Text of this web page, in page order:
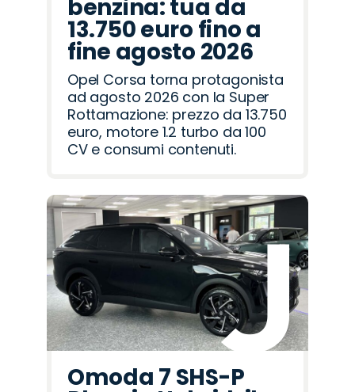
benzina: tua da
13.750 euro fino a
fine agosto 2026
Opel Corsa torna protagonista
ad agosto 2026 con la Super
Rottamazione: prezzo da 13.750
euro, motore 1.2 turbo da 100
CV e consumi contenuti.
Omoda 7 SHS-P